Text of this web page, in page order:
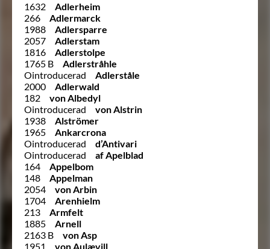
1632
Adlerheim
266
Adlermarck
1988
Adlersparre
2057
Adlerstam
1816
Adlerstolpe
1765 B
Adlerstråhle
Ointroducerad
Adlerståle
2000
Adlerwald
182
von Albedyl
Ointroducerad
von Alstrin
1938
Alströmer
1965
Ankarcrona
Ointroducerad
d’Antivari
Ointroducerad
af Apelblad
164
Appelbom
148
Appelman
2054
von Arbin
1704
Arenhielm
213
Armfelt
1885
Arnell
2163 B
von Asp
1951
von Aulævill